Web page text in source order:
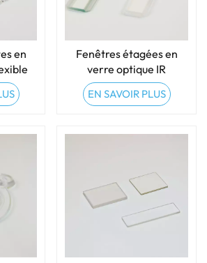
en
Fenêtres étagées en
verre optique IR
ZnSe/Ge/Saphir
EN SAVOIR PLUS